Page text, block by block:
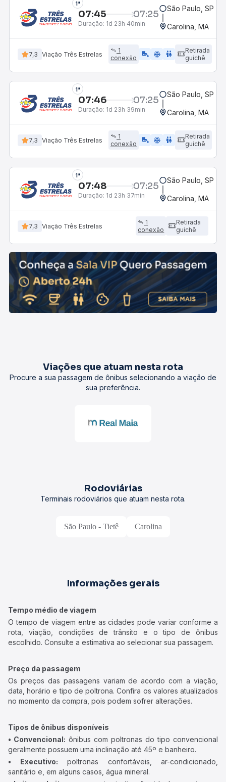
1°
07:45 07:25
Duração: 1d 23h 40min
São Paulo, SP -
Carolina, MA
7,3 Viação Três Estrelas
1
conexão
airline_seat_legroom_extra ac_unit WC
Retirada
guichê
1°
07:46 07:25
Duração: 1d 23h 39min
São Paulo, SP -
Carolina, MA
7,3 Viação Três Estrelas
1
conexão
airline_seat_legroom_extra ac_unit wc
Retirada
guichê
1°
07:48 07:25
Duração: 1d 23h 37min
São Paulo, SP -
Carolina, MA
7,3 Viação Três Estrelas
1
conexão
Retirada
guichê
Viações que atuam nesta rota
Procure a sua passagem de ônibus selecionando a viação de
sua preferência.
Rodoviárias
Terminais rodoviários que atuam nesta rota.
São Paulo - Tietê Carolina
Informações gerais
Tempo médio de viagem
O tempo de viagem entre as cidades pode variar conforme a
rota, viação, condições de trânsito e o tipo de ônibus
escolhido. Consulte a estimativa ao selecionar sua passagem.
Preço da passagem
Os preços das passagens variam de acordo com a viação,
data, horário e tipo de poltrona. Confira os valores atualizados
no momento da compra, pois podem sofrer alterações.
Tipos de ônibus disponíveis
• Convencional: ônibus com poltronas do tipo convencional
geralmente possuem uma inclinação até 45º e banheiro.
• Executivo: poltronas confortáveis, ar-condicionado,
sanitário e, em alguns casos, água mineral.